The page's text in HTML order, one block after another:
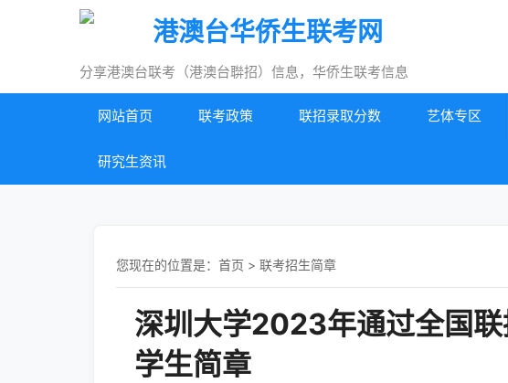
港澳台华侨生联考网
分享港澳台联考（港澳台聨招）信息，华侨生联考信息
网站首页 联考政策 联招录取分数 艺体专区
研究生资讯
您现在的位置是： 首页 > 联考招生简章
深圳大学2023年通过全国
学生简章